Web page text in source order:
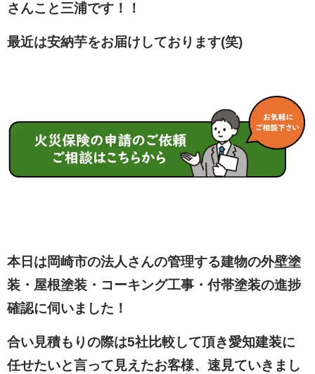
さんこと三浦です！！
最近は安納芋をお届けしております(笑)
本日は岡崎市の法人さんの管理する建物の外壁塗
装・屋根塗装・コーキング工事・付帯塗装の進捗
確認に伺いました！
合い見積もりの際は5社比較して頂き愛知建装に
任せたいと言って見えたお客様、速見ていきまし